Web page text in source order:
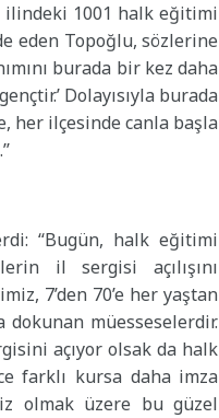
ilindeki 1001 halk eğitimi
eden Topoğlu, sözlerine
burada bir kez daha
Dolayısıyla burada
her ilçesinde canla başla
‘‘Bugün, halk eğitimi
il sergisi açılışını
7’den 70’e her yaştan
dokunan müesseselerdir.
açıyor olsak da halk
farklı kursa daha imza
olmak üzere bu güzel